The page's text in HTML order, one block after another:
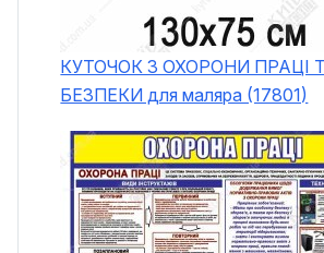
КУТОЧОК З ОХОРОНИ ПРАЦІ
БЕЗПЕКИ для маляра (17801)